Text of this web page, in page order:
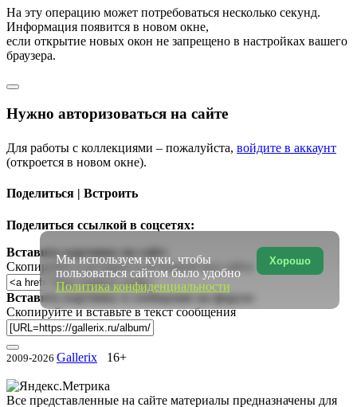
На эту операцию может потребоваться несколько секунд.
Информация появится в новом окне,
если открытие новых окон не запрещено в настройках вашего
браузера.
Нужно авторизоваться на сайте
Для работы с коллекциями – пожалуйста, войдите в аккаунт
(откроется в новом окне).
Поделиться | Встроить
Поделиться ссылкой в соцсетях:
Вставить картинку на сайт:
Скопируйте и вставьте в исходный код сайта
Вставить картинку в сообщение на форум:
Скопируйте и вставьте в текст сообщения
2009-2026 Gallerix 16+
Все представленные на сайте материалы предназначены для
Хорошо
Мы используем куки, чтобы
пользоваться сайтом было удобно
Политика конфиденциальности